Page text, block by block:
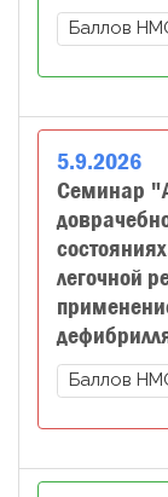
Баллов
5.9.2026
Семинар
легочной
Баллов